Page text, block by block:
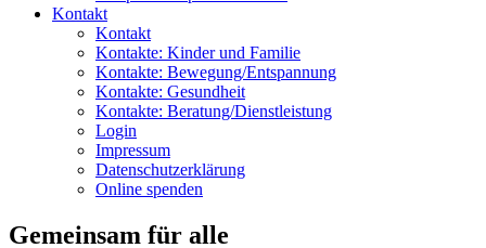
Kontakt
Kontakt
Kontakte: Kinder und Familie
Kontakte: Bewegung/Entspannung
Kontakte: Gesundheit
Kontakte: Beratung/Dienstleistung
Login
Impressum
Datenschutzerklärung
Online spenden
Gemeinsam für alle